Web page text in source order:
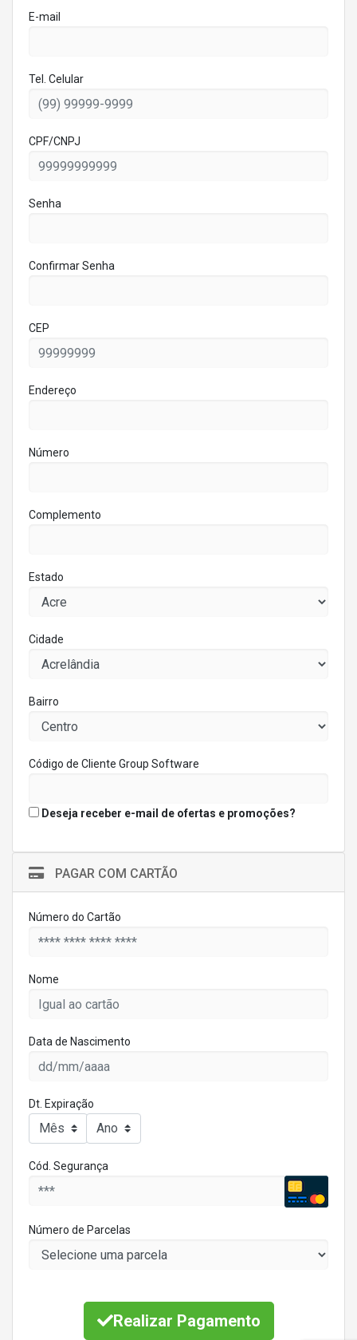
E-mail
Tel. Celular
CPF/CNPJ
Senha
Confirmar Senha
CEP
Endereço
Número
Complemento
Estado
Cidade
Bairro
Código de Cliente Group Software
Deseja receber e-mail de ofertas e promoções?
PAGAR COM CARTÃO
Número do Cartão
Nome
Data de Nascimento
Dt. Expiração
Cód. Segurança
Número de Parcelas
Realizar Pagamento